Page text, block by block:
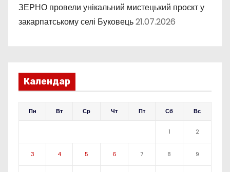
ЗЕРНО провели унікальний мистецький проєкт у
закарпатському селі Буковець21.07.2026
Календар
Пн Вт Ср Чт Пт Сб Вс
1 2
3 4 5 6 7 8 9